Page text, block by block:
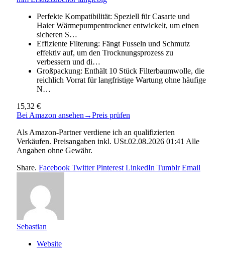
Perfekte Kompatibilität: Speziell für Casarte und
Haier Wärmepumpentrockner entwickelt, um einen
sicheren S…
Effiziente Filterung: Fängt Fusseln und Schmutz
effektiv auf, um den Trocknungsprozess zu
verbessern und di…
Großpackung: Enthält 10 Stück Filterbaumwolle, die
reichlich Vorrat für langfristige Wartung ohne häufige
N…
15,32 €
Bei Amazon ansehen→Preis prüfen
Als Amazon-Partner verdiene ich an qualifizierten
Verkäufen. Preisangaben inkl. USt.02.08.2026 01:41 Alle
Angaben ohne Gewähr.
Share. Facebook Twitter Pinterest LinkedIn Tumblr Email
Sebastian
Website